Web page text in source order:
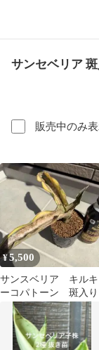
サンセベリア
販売中のみ
¥5,500
サンスベリア キルキ
ーコパトーン 斑入り